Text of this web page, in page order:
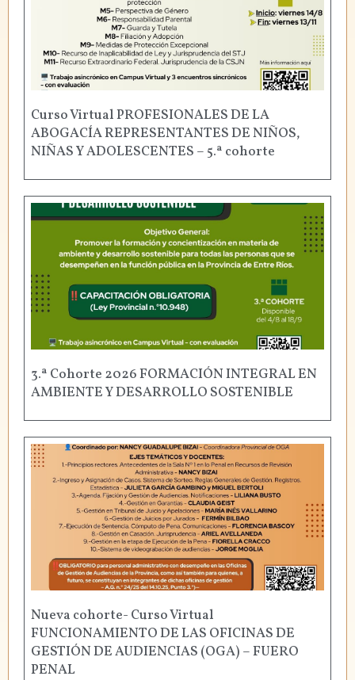
Curso Virtual PROFESIONALES DE LA
ABOGACÍA REPRESENTANTES DE NIÑOS,
NIÑAS Y ADOLESCENTES – 5.ª cohorte
3.ª Cohorte 2026 FORMACIÓN INTEGRAL EN
AMBIENTE Y DESARROLLO SOSTENIBLE
Nueva cohorte- Curso Virtual
FUNCIONAMIENTO DE LAS OFICINAS DE
GESTIÓN DE AUDIENCIAS (OGA) – FUERO
PENAL